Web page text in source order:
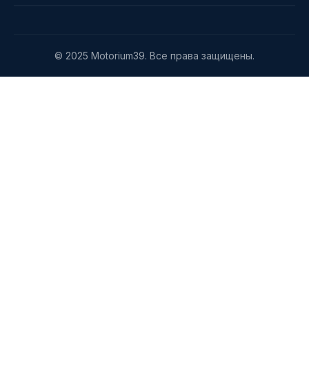
© 2025 Motorium39. Все права защищены.